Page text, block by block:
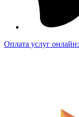
Оплата услуг онлайн: